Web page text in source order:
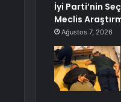
İyi Parti’nin
Meclis
Ağustos 7, 2026